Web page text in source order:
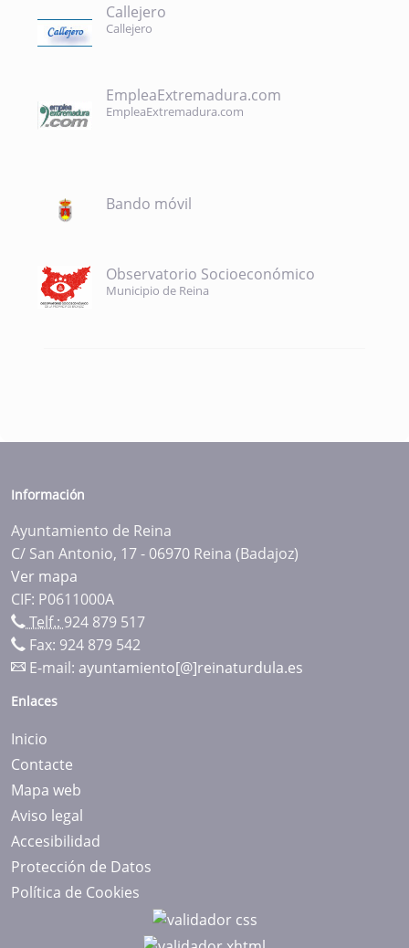
Callejero
Callejero
EmpleaExtremadura.com
EmpleaExtremadura.com
Bando móvil
Observatorio Socioeconómico
Municipio de Reina
Información
Ayuntamiento de Reina
C/ San Antonio, 17 - 06970 Reina (Badajoz)
Ver mapa
CIF: P0611000A
Telf.: 924 879 517
Fax: 924 879 542
E-mail: ayuntamiento[@]reinaturdula.es
Enlaces
Inicio
Contacte
Mapa web
Aviso legal
Accesibilidad
Protección de Datos
Política de Cookies